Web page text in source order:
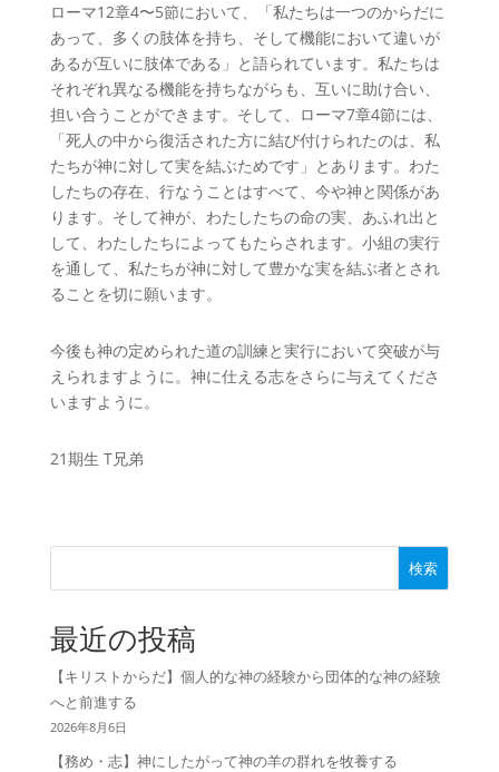
ローマ12章4〜5節において、「私たちは一つのからだに
あって、多くの肢体を持ち、そして機能において違いが
あるが互いに肢体である」と語られています。私たちは
それぞれ異なる機能を持ちながらも、互いに助け合い、
担い合うことができます。そして、ローマ7章4節には、
「死人の中から復活された方に結び付けられたのは、私
たちが神に対して実を結ぶためです」とあります。わた
したちの存在、行なうことはすべて、今や神と関係があ
ります。そして神が、わたしたちの命の実、あふれ出と
して、わたしたちによってもたらされます。小組の実行
を通して、私たちが神に対して豊かな実を結ぶ者とされ
ることを切に願います。
今後も神の定められた道の訓練と実行において突破が与
えられますように。神に仕える志をさらに与えてくださ
いますように。
21期生 T兄弟
検索
最近の投稿
【キリストからだ】個人的な神の経験から団体的な神の経験
へと前進する
2026年8月6日
【務め・志】神にしたがって神の羊の群れを牧養する